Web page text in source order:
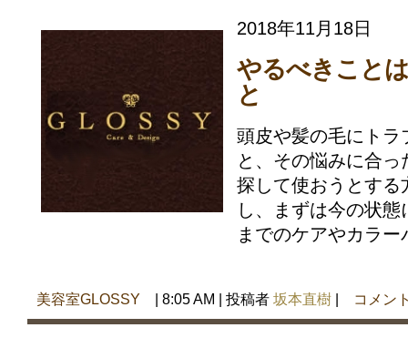
2018年11月18日
やるべきこと
と
頭皮や髪の毛にトラ
と、その悩みに合
探して使おうとす
し、まずは今の状
までのケアやカラ
美容室GLOSSY | 8:05 AM | 投稿者 坂本直樹 | コメン